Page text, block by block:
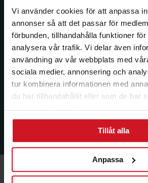
Vi använder cookies för att anpassa
annonser så att det passar för
förbunden, tillhandahålla funktioner
analysera vår trafik. Vi delar även
användning av vår webbplats med
sociala medier, annonsering och
tur kombinera informationen med
du har tillhandahållit eller som de har
använt deras tjänster.
Tillåt alla
Anpassa